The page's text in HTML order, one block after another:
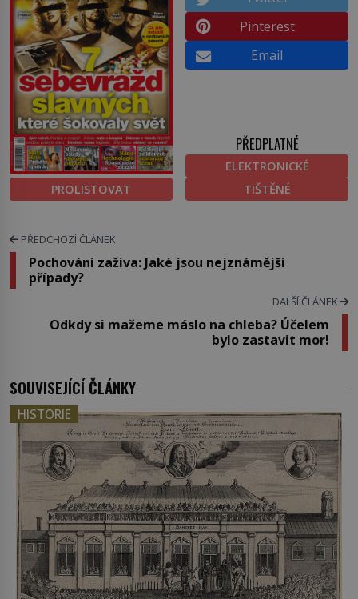
PROLISTOVAT
Pinterest
Email
PŘEDPLATNÉ
ELEKTRONICKÉ
TIŠTĚNÉ
PŘEDCHOZÍ ČLÁNEK
Pochování zaživa: Jaké jsou nejznámější
případy?
DALŠÍ ČLÁNEK
Odkdy si mažeme máslo na chleba? Účelem
bylo zastavit mor!
SOUVISEJÍCÍ ČLÁNKY
HISTORIE